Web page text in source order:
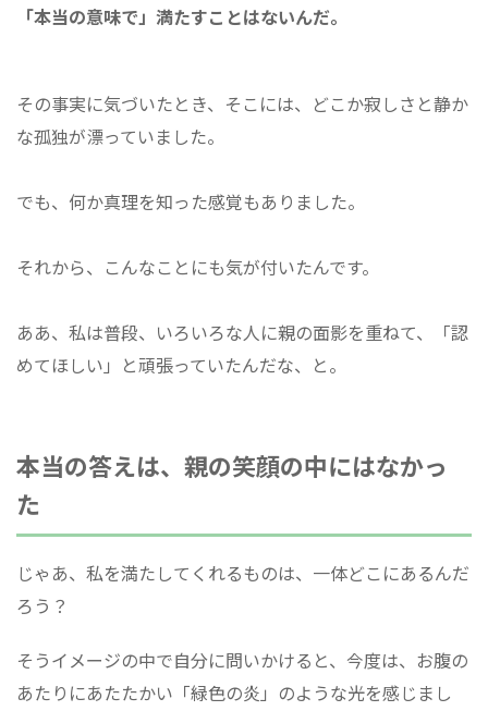
「本当の意味で」満たすことはないんだ。
その事実に気づいたとき、そこには、どこか寂しさと静か
な孤独が漂っていました。
でも、何か真理を知った感覚もありました。
それから、こんなことにも気が付いたんです。
ああ、私は普段、いろいろな人に親の面影を重ねて、「認
めてほしい」と頑張っていたんだな、と。
本当の答えは、親の笑顔の中にはなかっ
た
じゃあ、私を満たしてくれるものは、一体どこにあるんだ
ろう？
そうイメージの中で自分に問いかけると、今度は、お腹の
あたりにあたたかい「緑色の炎」のような光を感じまし